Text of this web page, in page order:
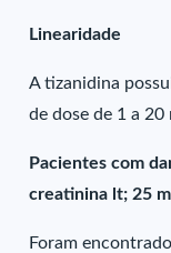
Linearidade
A tizanidina
de dose de 1 a 20
Pacientes com
creatinina lt; 25
Foram